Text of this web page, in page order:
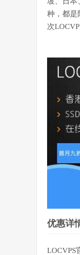
种，都是
次
优惠详
LOCVPS